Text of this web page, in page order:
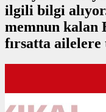
ilgili bilgi
memnun kalan
fırsatta